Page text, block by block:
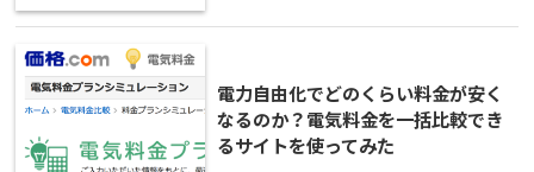
電力自由化でどのくらい料金が安く
なるのか？電気料金を一括比較でき
るサイトを使ってみた